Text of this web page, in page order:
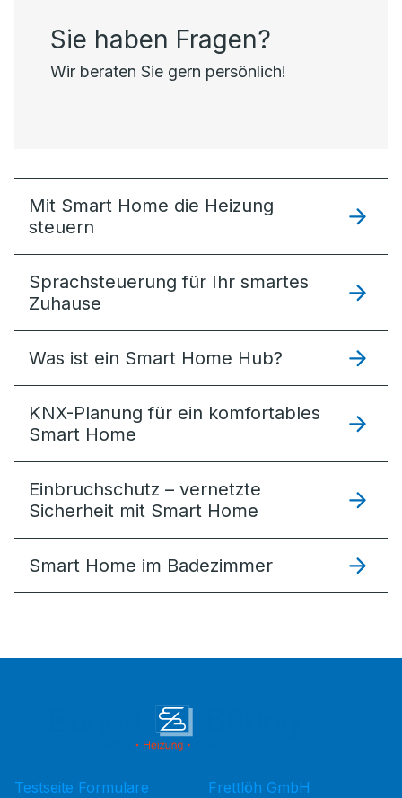
Sie haben Fragen?
Wir beraten Sie gern persönlich!
Mit Smart Home die Heizung
steuern
Sprachsteuerung für Ihr smartes
Zuhause
Was ist ein Smart Home Hub?
KNX-Planung für ein komfortables
Smart Home
Einbruchschutz – vernetzte
Sicherheit mit Smart Home
Smart Home im Badezimmer
Testseite Formulare
Frettlöh GmbH